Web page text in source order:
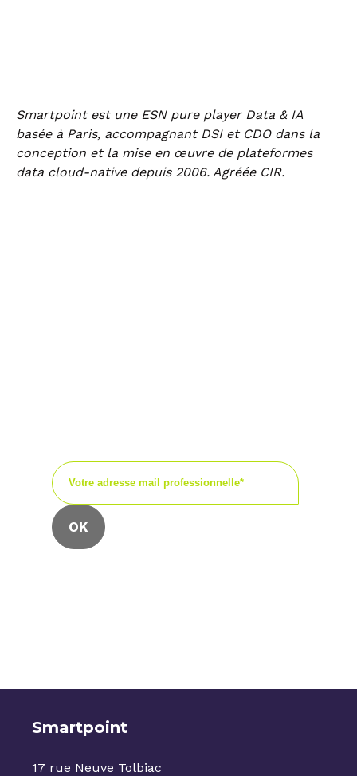
Smartpoint est une ESN pure player Data & IA
basée à Paris, accompagnant DSI et CDO dans la
conception et la mise en œuvre de plateformes
data cloud-native depuis 2006. Agréée CIR.
Smartpoint
17 rue Neuve Tolbiac